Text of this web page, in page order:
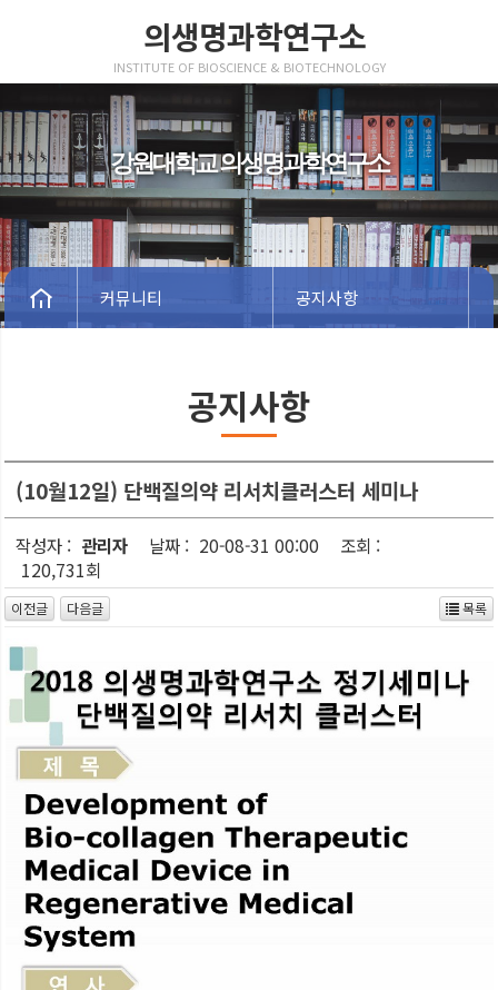
의생명과학연구소
INSTITUTE OF BIOSCIENCE & BIOTECHNOLOGY
강원대학교 의생명과학연구소
커뮤니티 공지사항
공지사항
(10월12일) 단백질의약 리서치클러스터 세미나
작성자 : 관리자 날짜 : 20-08-31 00:00
조회 :
120,731회
이전글 다음글 목록